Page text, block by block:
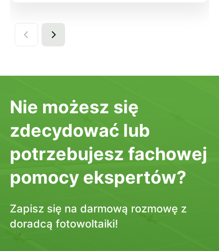
Nie możesz się
zdecydować lub
potrzebujesz fachowej
pomocy ekspertów?
Zapisz się na darmową rozmowę z
doradcą fotowoltaiki!